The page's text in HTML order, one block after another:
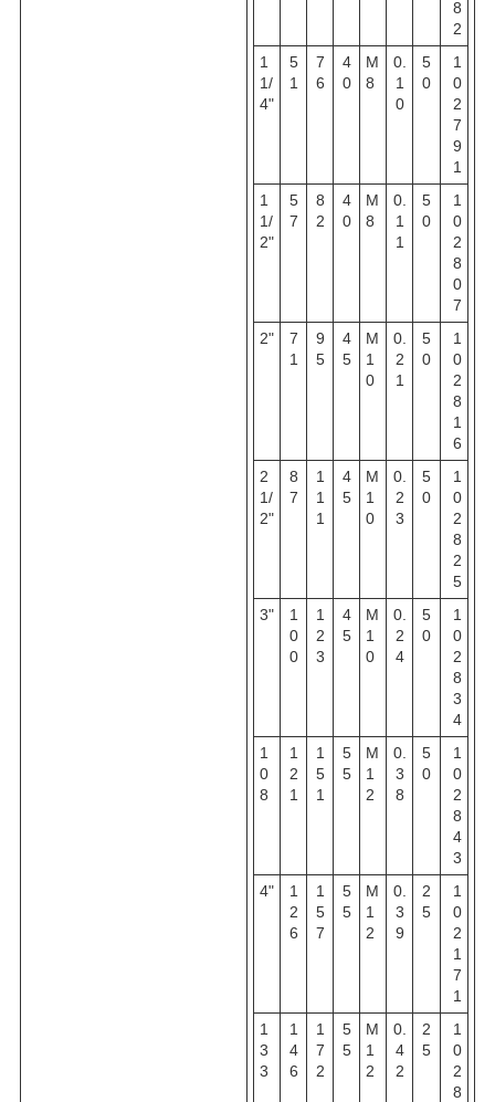
8
2
1
1/
4"
5
1
7
6
4
0
M
8
0.
1
0
5
0
1
0
2
7
9
1
1
1/
2"
5
7
8
2
4
0
M
8
0.
1
1
5
0
1
0
2
8
0
7
2"
7
1
9
5
4
5
M
1
0
0.
2
1
5
0
1
0
2
8
1
6
2
1/
2"
8
7
1
1
1
4
5
M
1
0
0.
2
3
5
0
1
0
2
8
2
5
3"
1
0
0
1
2
3
4
5
M
1
0
0.
2
4
5
0
1
0
2
8
3
4
1
0
8
1
2
1
1
5
1
5
5
M
1
2
0.
3
8
5
0
1
0
2
8
4
3
4"
1
2
6
1
5
7
5
5
M
1
2
0.
3
9
2
5
1
0
2
1
7
1
1
3
3
1
4
6
1
7
2
5
5
M
1
2
0.
4
2
2
5
1
0
2
8